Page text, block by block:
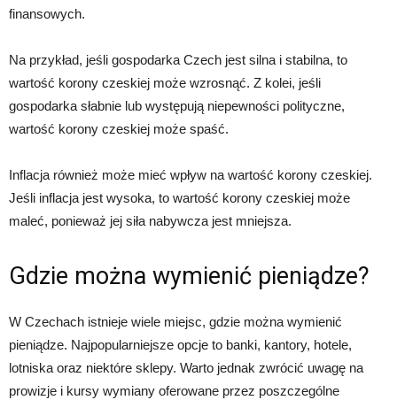
finansowych.
Na przykład, jeśli gospodarka Czech jest silna i stabilna, to
wartość korony czeskiej może wzrosnąć. Z kolei, jeśli
gospodarka słabnie lub występują niepewności polityczne,
wartość korony czeskiej może spaść.
Inflacja również może mieć wpływ na wartość korony czeskiej.
Jeśli inflacja jest wysoka, to wartość korony czeskiej może
maleć, ponieważ jej siła nabywcza jest mniejsza.
Gdzie można wymienić pieniądze?
W Czechach istnieje wiele miejsc, gdzie można wymienić
pieniądze. Najpopularniejsze opcje to banki, kantory, hotele,
lotniska oraz niektóre sklepy. Warto jednak zwrócić uwagę na
prowizje i kursy wymiany oferowane przez poszczególne